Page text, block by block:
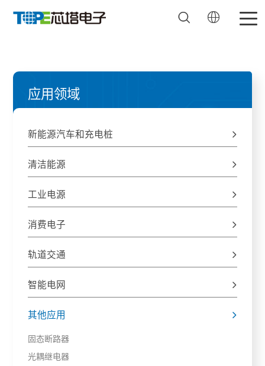
 
应用领域
新能源汽车和充电桩 
清洁能源 
工业电源 
消费电子 
轨道交通 
智能电网 
其他应用 
固态断路器
光耦继电器